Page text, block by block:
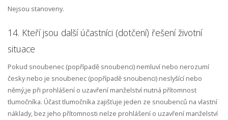
Nejsou stanoveny.
14. Kteří jsou další účastníci (dotčení) řešení životní
situace
Pokud snoubenec (popřípadě snoubenci) nemluví nebo nerozumí
česky nebo je snoubenec (popřípadě snoubenci) neslyšící nebo
němý,je při prohlášení o uzavření manželství nutná přítomnost
tlumočníka. Účast tlumočníka zajišťuje jeden ze snoubenců na vlastní
náklady, bez jeho přítomnosti nelze prohlášení o uzavření manželství